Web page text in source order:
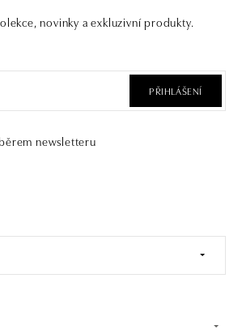
novinky a exkluzivní produkty.
PŘIHLÁŠENÍ
newsletteru